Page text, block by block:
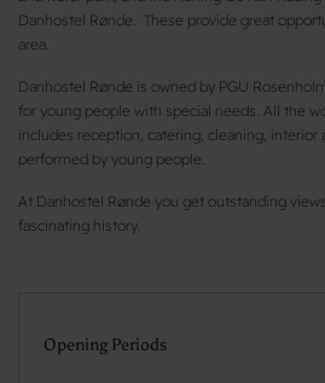
Danhostel Rønde. These provide great
area.
Danhostel Rønde is owned by PGU
for young people with special needs. All the
includes reception, catering, cleaning, interior
performed by young people.
At Danhostel Rønde you get outstanding
fascinating history.
Opening Periods